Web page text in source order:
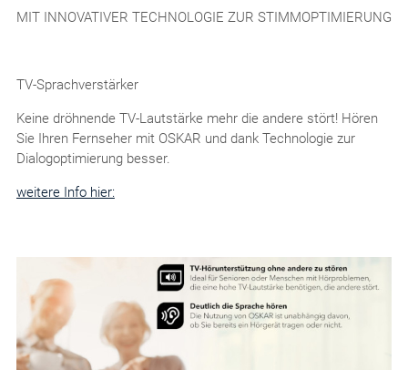
MIT INNOVATIVER TECHNOLOGIE ZUR STIMMOPTIMIERUNG
TV-Sprachverstärker
Keine dröhnende TV-Lautstärke mehr die andere stört! Hören
Sie Ihren Fernseher mit OSKAR und dank Technologie zur
Dialogoptimierung besser.
weitere Info hier: